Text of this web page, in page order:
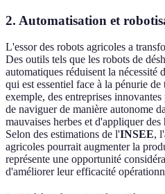
2. Automatisation et
L'essor des robots agricoles a
Des outils tels que les robots de
automatiques réduisent la
qui est essentiel face à la pénurie
exemple, des entreprises
de naviguer de manière autonome
mauvaises herbes et d'appliquer
Selon des estimations de l'INSEE,
agricoles pourrait augmenter la
représente une opportunité
d'améliorer leur efficacité